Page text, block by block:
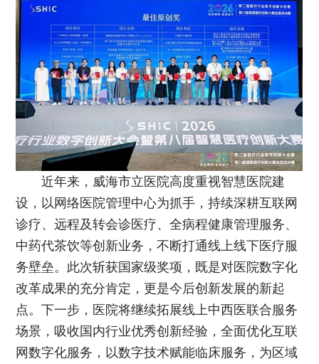
近年来，威海市立医院高度重视智慧医院建
设，以网络医院管理中心为抓手，持续深耕互联网
诊疗、远程及转会诊医疗、全病程健康管理服务、
中药代茶饮等创新业务，不断打通线上线下医疗服
务壁垒。此次斩获国家级奖项，既是对医院数字化
改革成果的充分肯定，更是今后创新发展的新起
点。下一步，医院将继续拓展线上中西医联合服务
场景，吸收国内行业优秀创新经验，全面优化互联
网数字化服务，以数字技术赋能临床服务，为区域